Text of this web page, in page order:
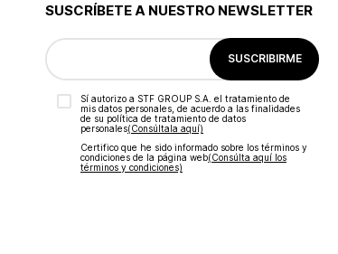
SUSCRÍBETE A NUESTRO NEWSLETTER
SUSCRIBIRME
Sí autorizo a STF GROUP S.A. el tratamiento de
mis datos personales, de acuerdo a las finalidades
de su política de tratamiento de datos
personales‎(Consúltala aquí)
Certifico que he sido informado sobre los términos y
condiciones de la página web‎(Consúlta aquí los
términos y condiciones)